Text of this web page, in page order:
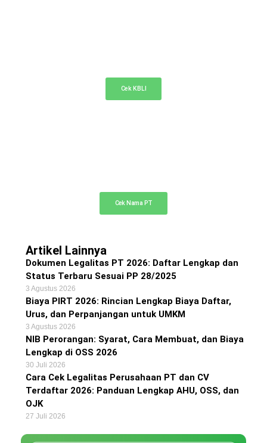
Cek KBLI
Cek Nama PT
Artikel Lainnya
Dokumen Legalitas PT 2026: Daftar Lengkap dan
Status Terbaru Sesuai PP 28/2025
3 Agustus 2026
Biaya PIRT 2026: Rincian Lengkap Biaya Daftar,
Urus, dan Perpanjangan untuk UMKM
3 Agustus 2026
NIB Perorangan: Syarat, Cara Membuat, dan Biaya
Lengkap di OSS 2026
30 Juli 2026
Cara Cek Legalitas Perusahaan PT dan CV
Terdaftar 2026: Panduan Lengkap AHU, OSS, dan
OJK
27 Juli 2026